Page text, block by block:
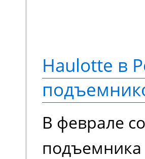
еще более
сравнению
поколения.
Haulotte в
В феврале